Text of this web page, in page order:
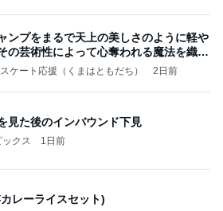
ンプをまるで天上の美しさのように軽や
の芸術性によって心奪われる魔法を織り
ケート応援（くまはともだち） 2日前
見た後のインバウンド下見
クス 1日前
レーライスセット)